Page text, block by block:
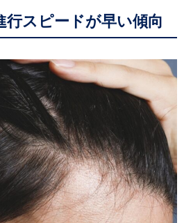
行スピードが早い傾向